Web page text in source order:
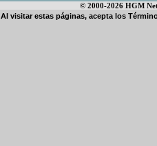
© 2000-2026 HGM
Al visitar estas páginas, acepta los